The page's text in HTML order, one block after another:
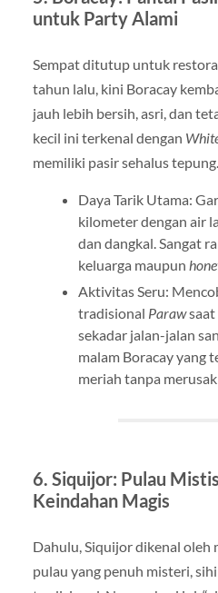
untuk Party Alami
Sempat ditutup untuk
tahun lalu, kini Boracay
jauh lebih bersih, asri, dan
kecil ini terkenal dengan
memiliki pasir sehalus tepung.
Daya Tarik Utama:
kilometer dengan air
dan dangkal. Sangat
keluarga maupun
Aktivitas Seru:
tradisional Parawsaat
sekadar jalan-jalan
malam Boracay yang
meriah tanpa merusak
6. Siquijor: Pulau
Keindahan Magis
Dahulu, Siquijor dikenal oleh
pulau yang penuh misteri,